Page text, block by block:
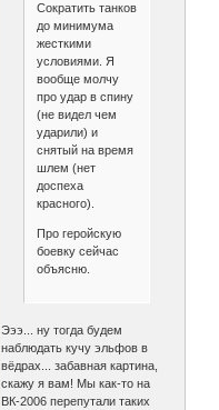
Сократить танков
до минимума
жесткими
условиями. Я
вообще молчу
про удар в спину
(не видел чем
ударили) и
снятый на время
шлем (нет
доспеха
красного).
Про геройскую
боевку сейчас
объясню.
Эээ... ну тогда будем
наблюдать кучу эльфов в
вёдрах... забавная картина,
скажу я вам! Мы как-то на
ВК-2006 перепутали таких